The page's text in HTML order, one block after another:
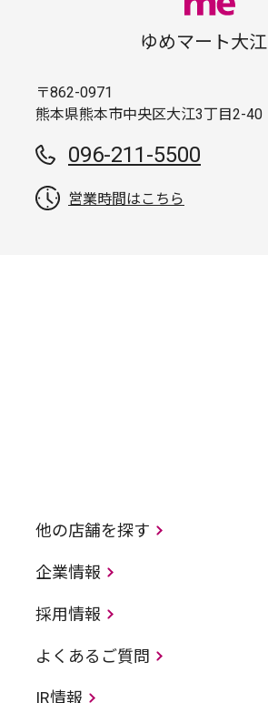
ゆめマート大江
〒862-0971
熊本県熊本市中央区大江3丁目2-40
096-211-5500
営業時間はこちら
他の店舗を探す
企業情報
採用情報
よくあるご質問
IR情報